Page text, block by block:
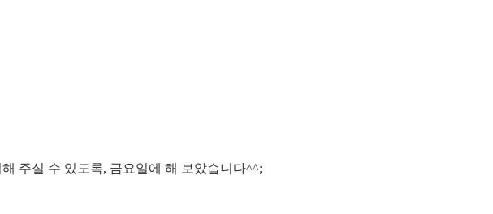
주실 수 있도록, 금요일에 해 보았습니다^^;